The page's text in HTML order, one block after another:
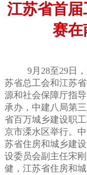
江苏省首
赛在
9月28至29日
苏省总工会和江苏
源和社会保障厅指
承办，中建八局第
省百万城乡建设职
京市溧水区举行。
苏省住房和城乡建
设委员会副主任宋
健，江苏省住房和